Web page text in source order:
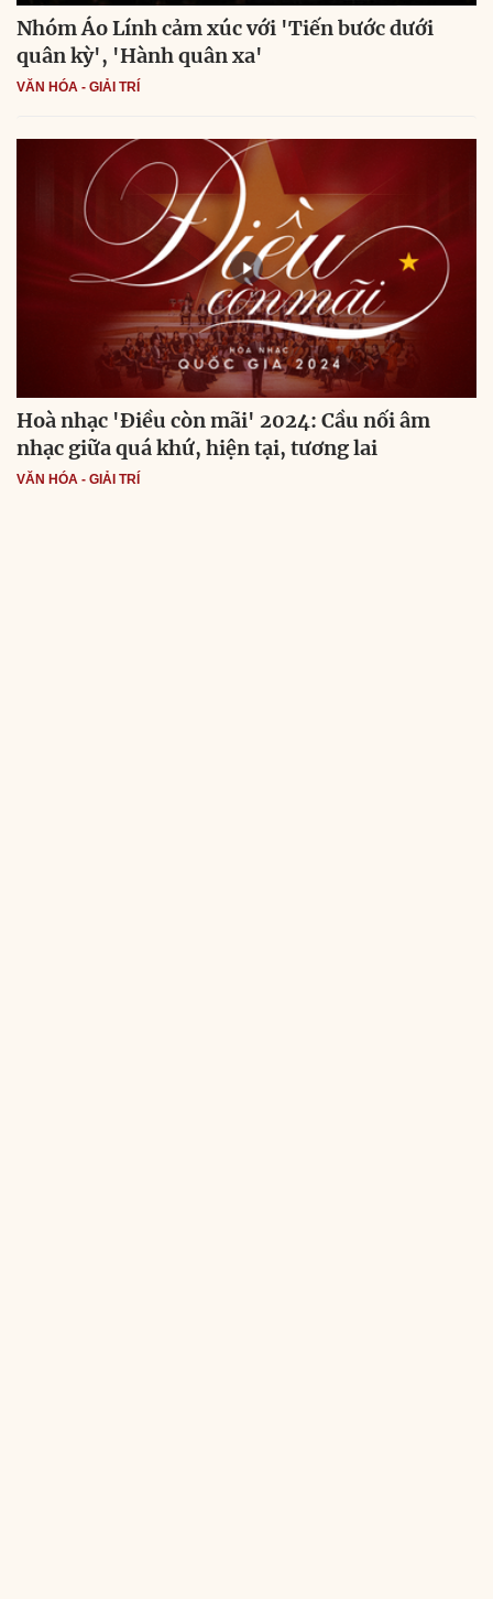
VĂN HÓA - GIẢI TRÍ
Nhóm Áo Lính cảm xúc với 'Tiến bước dưới
quân kỳ', 'Hành quân xa'
VĂN HÓA - GIẢI TRÍ
Hoà nhạc 'Điều còn mãi' 2024: Cầu nối âm
nhạc giữa quá khứ, hiện tại, tương lai